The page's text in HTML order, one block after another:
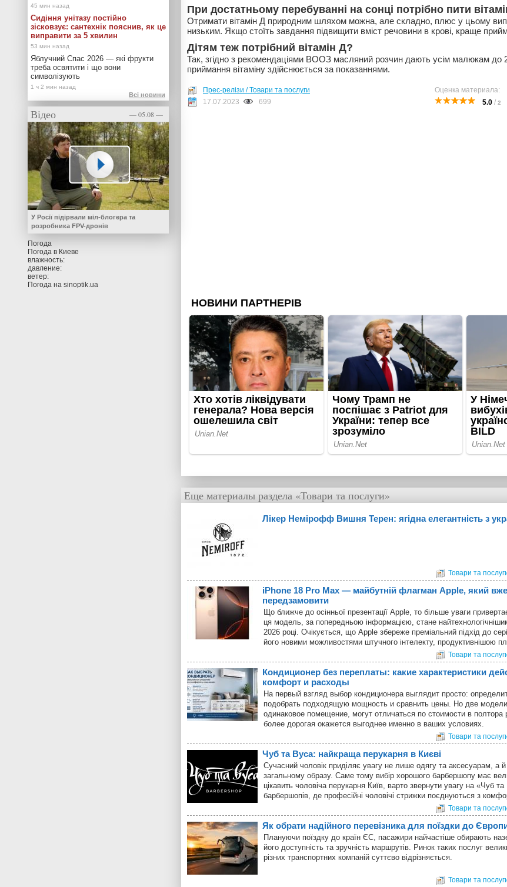
При достатньому перебуванні на сонці потрібно пити
Отримати вітамін Д природним шляхом можна, але складно, плюс у цьому
низьким. Якщо стоїть завдання підвищити вміст речовини в крові, краще
Дітям теж потрібний вітамін Д?
Так, згідно з рекомендаціями ВООЗ масляний розчин дають усім малюкам до 2
приймання вітаміну здійснюється за показаннями.
Оценка материала:
5.0 / 2
Прес-релізи / Товари та послуги
17.07.2023
699
Еще материалы раздела «Товари та послуги»
Лікер Немірофф Вишня Терен: ягідна елегантність з
Товари та
iPhone 18 Pro Max — майбутній флагман Apple, який
передзамовити
Що ближче до осінньої презентації Apple, то більше уваги
ця модель, за попередньою інформацією, стане
2026 році. Очікується, що Apple збереже преміальний підхід до
його новими можливостями штучного інтелекту, продуктивнішою
Товари та
Кондиционер без переплаты: какие характеристики
комфорт и расходы
На первый взгляд выбор кондиционера выглядит просто:
подобрать подходящую мощность и сравнить цены. Но две
одинаковое помещение, могут отличаться по стоимости в
более дорогая окажется выгоднее именно в ваших условиях.
Товари та
Чуб та Вуса: найкраща перукарня в Києві
Сучасний чоловік приділяє увагу не лише одягу та аксесуарам, а й
загальному образу. Саме тому вибір хорошого барбершопу має
цікавить чоловіча перукарня Київ, варто звернути увагу на «Чуб
барбершопів, де професійні чоловічі стрижки поєднуються з
Товари та
Як обрати надійного перевізника для поїздки до
Плануючи поїздку до країн ЄС, пасажири найчастіше обирають
його доступність та зручність маршрутів. Ринок таких послуг
різних транспортних компаній суттєво відрізняється.
Товари та
Сидіння унітазу постійно
зісковзує: сантехнік пояснив, як це
виправити за 5 хвилин
Яблучний Спас 2026 — які фрукти
треба освятити і що вони
символізують
Всі новини
Відео — 05.08 —
У Росії підірвали міл-блогера та
розробника FPV-дронів
Погода
Погода в Киеве
влажность:
давление:
ветер:
Погода на sinoptik.ua